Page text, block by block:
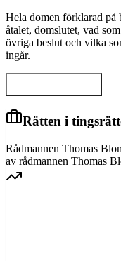
Hela domen förklarad på
åtalet, domslutet, vad
övriga beslut och vilka
ingår.
Rätten i
Rådmannen Thomas
av rådmannen Thomas